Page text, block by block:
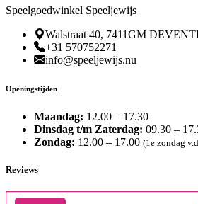
Speelgoedwinkel Speeljewijs
Walstraat 40, 7411GM
+31 570752271
info@speeljewijs.nu
Openingstijden
Maandag: 12.00 – 17.30
Dinsdag t/m Zaterdag: 09.30 –
Zondag: 12.00 – 17.00 (1e zondag
Reviews